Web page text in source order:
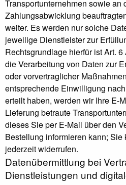
Transportunternehmen sowie an
Zahlungsabwicklung
weiter. Es werden nur solche
jeweilige Dienstleister zur
Rechtsgrundlage hierfür ist Art.
die Verarbeitung von Daten zur
oder vorvertraglicher
entsprechende Einwilligung
erteilt haben, werden wir Ihre E-
Lieferung betraute
dieses Sie per E-Mail über den
Bestellung informieren kann;
jederzeit widerrufen.
Daten­übermittlung bei
Dienstleistungen und